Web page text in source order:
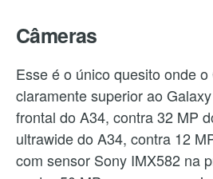
Câmeras
Esse é o único quesito onde
claramente superior ao
frontal do A34, contra 32 MP
ultrawide do A34, contra 12
com sensor Sony IMX582 na